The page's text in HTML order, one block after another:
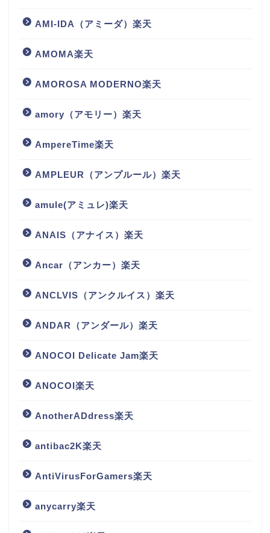
AMI-IDA（アミーダ）楽天
AMOMA楽天
AMOROSA MODERNO楽天
amory（アモリー）楽天
AmpereTime楽天
AMPLEUR（アンプルール）楽天
amule(アミュレ)楽天
ANAIS（アナイス）楽天
Ancar（アンカー）楽天
ANCLVIS（アンクルイス）楽天
ANDAR（アンダール）楽天
ANOCOI Delicate Jam楽天
ANOCOI楽天
AnotherADdress楽天
antibac2K楽天
AntiVirusForGamers楽天
anycarry楽天